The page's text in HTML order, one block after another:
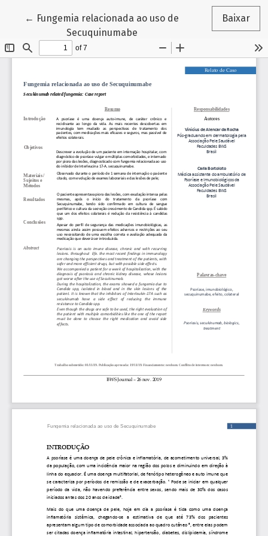
← Voltar aos Detalhes do Artigo
Fungemia relacionada ao uso de
Secuquinumabe
Baixar